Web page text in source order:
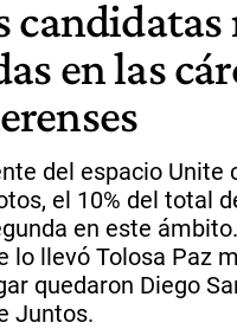
candidatas
en las
del espacio Unite
el 10% del total
en este
lo llevó Tolosa Paz
quedaron Diego
Juntos.